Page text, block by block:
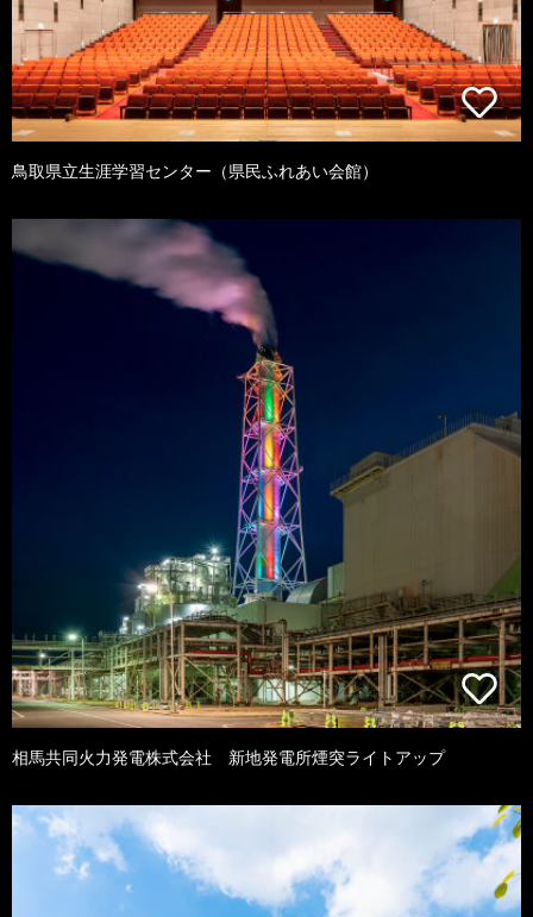
鳥取県立生涯学習センター（県民ふれあい会館）
相馬共同火力発電株式会社 新地発電所煙突ライトアップ